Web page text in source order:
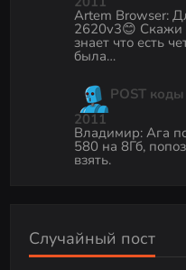
Artem Browser:
2620v3😊 Скажи
знает что есть
была…
POST
2011
Владимир:Ага
580 на 8Гб,
взять.
Случайный пост